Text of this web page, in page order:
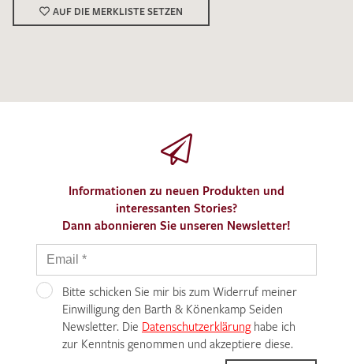
AUF DIE MERKLISTE SETZEN
Informationen zu neuen Produkten und
interessanten Stories?
Dann abonnieren Sie unseren Newsletter!
Bitte schicken Sie mir bis zum Widerruf meiner
Einwilligung den Barth & Könenkamp Seiden
Newsletter. Die Datenschutzerklärunghabe ich
zur Kenntnis genommen und akzeptiere diese.